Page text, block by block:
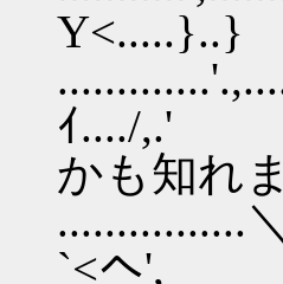
ｲ..../,.'
かも知れ
`<へ', ・